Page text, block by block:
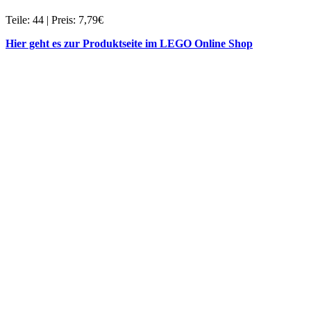
Teile: 44 | Preis: 7,79€
Hier geht es zur Produktseite im LEGO Online Shop